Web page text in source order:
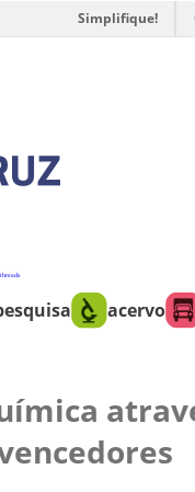
Simplifique!
threads
acervo